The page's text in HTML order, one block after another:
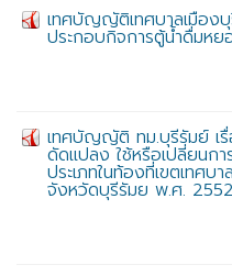
เทศบัญญัติเทศบาลเมือง
ประกอบกิจการตู้น้ำดื่มห
เทศบัญญัติ ทม.บุรีรัมย์ เ
ดัดแปลง ใช้หรือเปลี่ยนก
ประเภทในท้องที่เขตเทศบ
จังหวัดบุรีรัมย พ.ศ. 2552